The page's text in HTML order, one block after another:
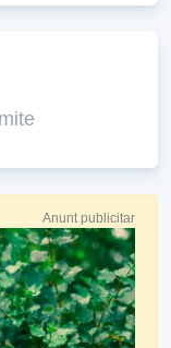
Anunt publicitar